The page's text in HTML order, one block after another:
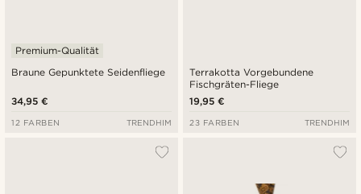
Braune Gepunktete Seidenfliege
Premium-Qualität
34,95 €
12 FARBEN TRENDHIM
Terrakotta Vorgebundene
Fischgräten-Fliege
19,95 €
23 FARBEN TRENDHIM